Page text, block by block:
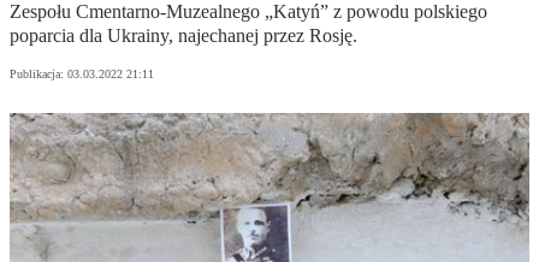
Zespołu Cmentarno-Muzealnego „Katyń” z powodu polskiego
poparcia dla Ukrainy, najechanej przez Rosję.
Publikacja: 03.03.2022 21:11